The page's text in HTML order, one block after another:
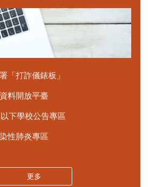
「打詐儀錶板」
料開放平臺
下學校公告專區
性肺炎專區
更多